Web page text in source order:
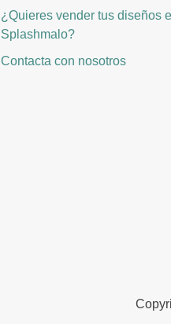
¿Quieres vender tus diseños
Splashmalo?
Contacta con nosotros